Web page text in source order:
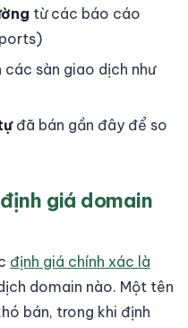
từ các báo cáo
các sàn giao dịch như
đã bán gần đây để so
giá domain
định giá chính xác là
domain nào. Một tên
bán, trong khi định